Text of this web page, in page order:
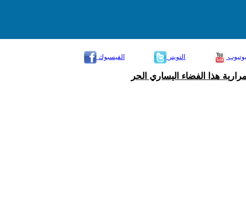
الفيسبوك
التويتر
هذا الفضاء اليساري الحر